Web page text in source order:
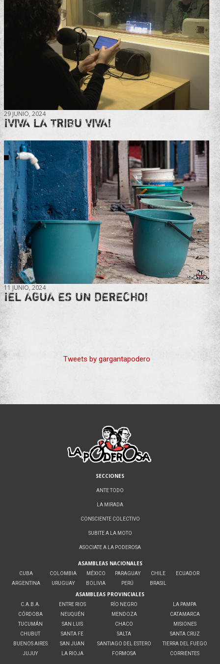
29 JUNIO, 2024
¡VIVA LA TRIBU VIVA!
11 JUNIO, 2024
¡EL AGUA ES UN DERECHO!
Tweets by gargantapodero
SECCIONES
ANTE TODO
LA MIRADA
CONSCIENTE COLECTIVO
SUBITE A LA MOTO
ASOCIATE A LA PODEROSA
ASAMBLEAS NACIONALES
CUBA
ARGENTINA
COLOMBIA
URUGUAY
MÉXICO
BOLIVIA
PARAGUAY
PERÚ
CHILE
BRASIL
ECUADOR
ASAMBLEAS PROVINCIALES
C.A.B.A.
CÓRDOBA
TUCUMÁN
CHUBUT
BUENOS AIRES
JUJUY
ENTRE RIOS
NEUQUÉN
SAN LUIS
SANTA FE
SAN JUAN
LA RIOJA
RÍO NEGRO
MENDOZA
CHACO
SALTA
SANTIAGO DEL ESTERO
FORMOSA
LA PAMPA
CATAMARCA
MISIONES
SANTA CRUZ
TIERRA DEL FUEGO
CORRIENTES